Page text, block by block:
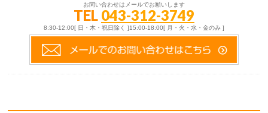
お問い合わせはメールでお願いします
TEL 043-312-3749
8:30-12:00[ 日・木・祝日除く ]15:00-18:00[ 月・火・水・金のみ ]